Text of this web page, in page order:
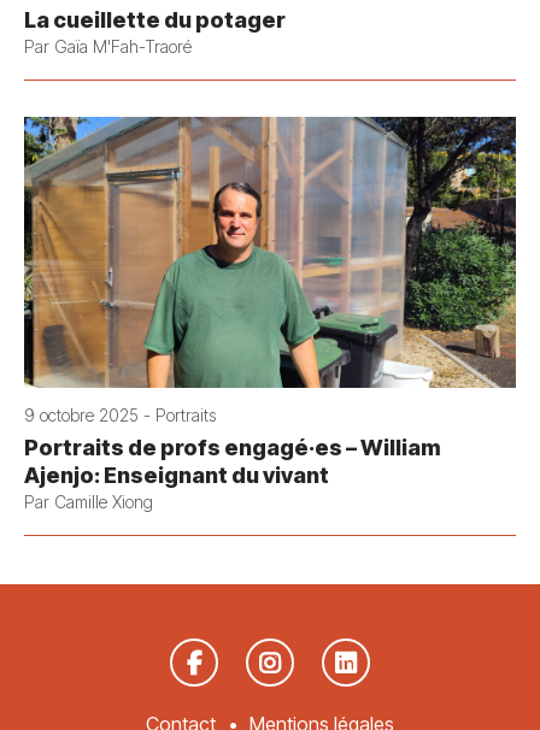
La cueillette du potager
Par Gaïa M'Fah-Traoré
9 octobre 2025 - Portraits
Portraits de profs engagé·es – William
Ajenjo: Enseignant du vivant
Par Camille Xiong
Contact Mentions légales